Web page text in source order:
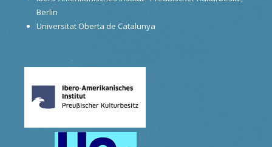
Berlin
Universitat Oberta de Catalunya